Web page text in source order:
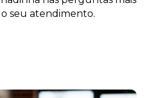
seu atendimento.